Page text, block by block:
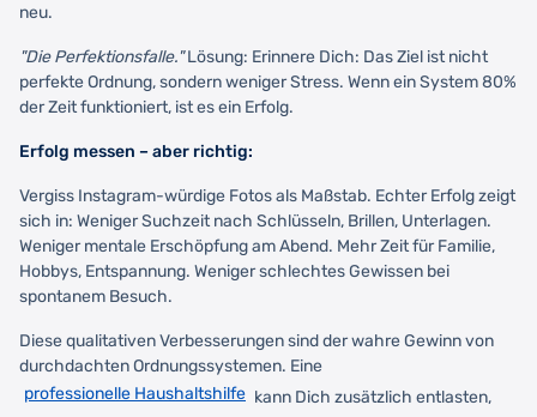
neu.
"Die Perfektionsfalle."Lösung: Erinnere Dich: Das Ziel ist nicht
perfekte Ordnung, sondern weniger Stress. Wenn ein System 80%
der Zeit funktioniert, ist es ein Erfolg.
Erfolg messen – aber richtig:
Vergiss Instagram-würdige Fotos als Maßstab. Echter Erfolg zeigt
sich in: Weniger Suchzeit nach Schlüsseln, Brillen, Unterlagen.
Weniger mentale Erschöpfung am Abend. Mehr Zeit für Familie,
Hobbys, Entspannung. Weniger schlechtes Gewissen bei
spontanem Besuch.
Diese qualitativen Verbesserungen sind der wahre Gewinn von
durchdachten Ordnungssystemen. Eine
professionelle Haushaltshilfe kann Dich zusätzlich entlasten,